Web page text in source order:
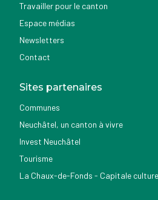
Travailler pour le canton
Espace médias
Newsletters
Contact
Sites partenaires
Communes
Neuchâtel, un canton à vivre
Invest Neuchâtel
Tourisme
La Chaux-de-Fonds - Capitale